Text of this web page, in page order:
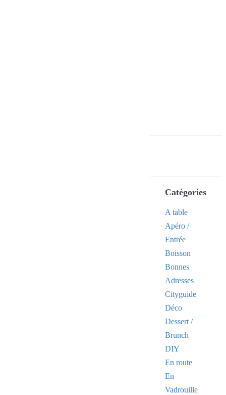
Catégories
A table
Apéro /
Entrée
Boisson
Bonnes
Adresses
Cityguide
Déco
Dessert /
Brunch
DIY
En route
En
Vadrouille